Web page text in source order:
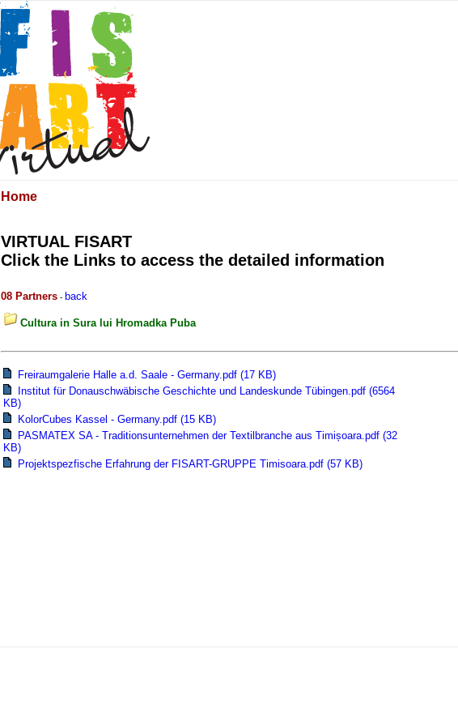
Home
VIRTUAL FISART
Click the Links to access the detailed information
08 Partners - back
Cultura in Sura lui Hromadka Puba
Freiraumgalerie Halle a.d. Saale - Germany.pdf (17 KB)
Institut für Donauschwäbische Geschichte und Landeskunde Tübingen.pdf (6564
KB)
KolorCubes Kassel - Germany.pdf (15 KB)
PASMATEX SA - Traditionsunternehmen der Textilbranche aus Timișoara.pdf (32
KB)
Projektspezfische Erfahrung der FISART-GRUPPE Timisoara.pdf (57 KB)